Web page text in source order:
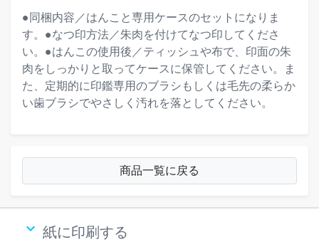
●同梱内容／はんこと専用ケースのセットになりま
す。●なつ印方法／朱肉を付けてなつ印してくださ
い。●はんこの使用後／ティッシュや布で、印面の朱
肉をしっかりと取ってケースに保管してください。ま
た、定期的に印鑑専用のブラシもしくは毛先の柔らか
い歯ブラシでやさしく汚れを落としてください。
商品一覧に戻る
keyboard_arrow_down 紙に印刷する